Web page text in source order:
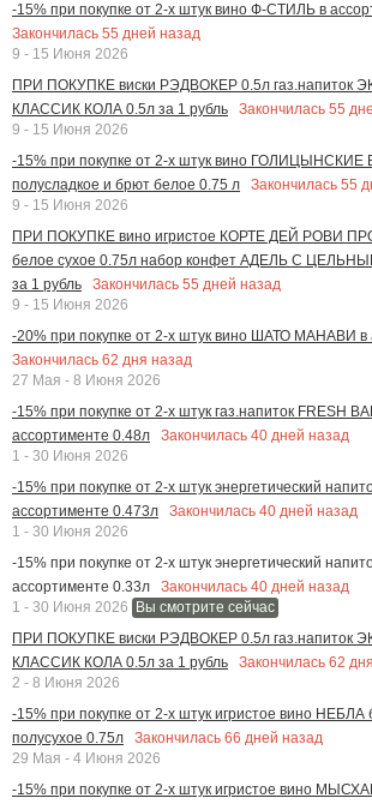
-15% при покупке от 2-х штук вино Ф-СТИЛЬ в
Закончилась 55 дней назад
9 - 15 Июня 2026
ПРИ ПОКУПКЕ виски РЭДВОКЕР 0.5л газ.напиток
КЛАССИК КОЛА 0.5л за 1 рубль
Закончилась 55
9 - 15 Июня 2026
-15% при покупке от 2-х штук вино ГОЛИЦЫНСКИЕ
полусладкое и брют белое 0.75 л
Закончилась 55
9 - 15 Июня 2026
ПРИ ПОКУПКЕ вино игристое КОРТЕ ДЕЙ РОВИ
белое сухое 0.75л набор конфет АДЕЛЬ С
за 1 рубль
Закончилась 55 дней назад
9 - 15 Июня 2026
-20% при покупке от 2-х штук вино ШАТО МАНАВИ в
Закончилась 62 дня назад
27 Мая - 8 Июня 2026
-15% при покупке от 2-х штук газ.напиток FRESH
ассортименте 0.48л
Закончилась 40 дней назад
1 - 30 Июня 2026
-15% при покупке от 2-х штук энергетический
ассортименте 0.473л
Закончилась 40 дней назад
1 - 30 Июня 2026
-15% при покупке от 2-х штук энергетический
ассортименте 0.33л
Закончилась 40 дней назад
1 - 30 Июня 2026
Вы смотрите сейчас
ПРИ ПОКУПКЕ виски РЭДВОКЕР 0.5л газ.напиток
КЛАССИК КОЛА 0.5л за 1 рубль
Закончилась 62
2 - 8 Июня 2026
-15% при покупке от 2-х штук игристое вино НЕБЛА
полусухое 0.75л
Закончилась 66 дней назад
29 Мая - 4 Июня 2026
-15% при покупке от 2-х штук игристое вино